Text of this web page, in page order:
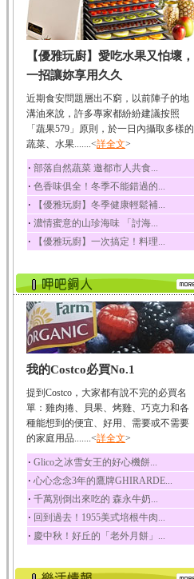
鮪魚肚肉中的不飽和脂
肪酸內富含EPA和DH...
韭菜
韭菜所含的膳食纖維能
幫助消化與通便；揮...
冬瓜
冬瓜營養價值高，鈉含
量極低是水腫病人的...
豆豉
豆豉裡頭含有營養的蛋
白質、脂肪、鈣、磷...
榛果
榛果裡所含的營養素有
蛋白質、脂肪、醣類...
迷迭香
酸、迷迭香酸、植物...
咖啡
咖啡中的咖啡因會刺激
中樞神經系統，特別...
椰子
椰子含有糖類、脂肪、
荔枝
荔枝性質溫和所含的營
養素有醣類、檸檬酸...
五味子
五味子性質溫熱所含營
養成分有揮發油、檸...
草魚
草魚含有維生素A、維生
素C、及豐富的蛋白...
【優雅玩廚】愛吃水果又怕壞，
一招讓妳享用久久
近期食安問題層出不窮，以前陣子的地
溝油來說，許多專家都紛紛建議按照
「蔬果579」原則，於一日內攝取多樣的
蔬菜、水果.......<詳全文>
‧ 部落自然蔬菜 邀都市人共食...
‧ 色香味俱全！冬季不能錯過的...
‧ 【優雅玩廚】冬季健康輕鬆補...
‧ 濃情蜜意的山珍海味 「討海...
‧ 【優雅玩廚】一次搞定！料理...
我的Costco必買No.1
提到Costco，大家都有說不完的必買名
單：雞肉捲、貝果、烤雞、巧克力和各
種能想到的便宜、好用、需要或不需要
的家庭用品.......<詳全文>
‧ Glico之冰雪女王的好心機餅...
‧ 心心念念3年的鷹牌GHIRARDE...
‧ 千萬別倒出來吃的 森永牛奶...
‧ 回到過去！1955美式培根牛肉...
‧ 慶中秋！好丘的「老外月餅」...